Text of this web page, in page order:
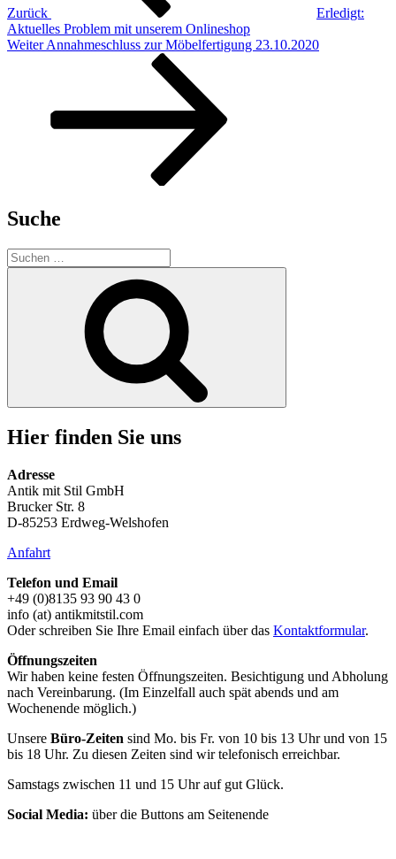
Zurück
Erledigt:
Aktuelles Problem mit unserem Onlineshop
Nächster
Weiter Annahmeschluss zur Möbelfertigung 23.10.2020
Suche
Suchen
nach:
Hier finden Sie uns
Adresse
Antik mit Stil GmbH
Brucker Str. 8
D-85253 Erdweg-Welshofen
Anfahrt
Telefon und Email
+49 (0)8135 93 90 43 0
info (at) antikmitstil.com
Oder schreiben Sie Ihre Email einfach über das Kontaktformular.
Öffnungszeiten
Wir haben keine festen Öffnungszeiten. Besichtigung und Abholung
nach Vereinbarung. (Im Einzelfall auch spät abends und am
Wochenende möglich.)
Unsere Büro-Zeiten sind Mo. bis Fr. von 10 bis 13 Uhr und von 15
bis 18 Uhr. Zu diesen Zeiten sind wir telefonisch erreichbar.
Samstags zwischen 11 und 15 Uhr auf gut Glück.
Social Media: über die Buttons am Seitenende